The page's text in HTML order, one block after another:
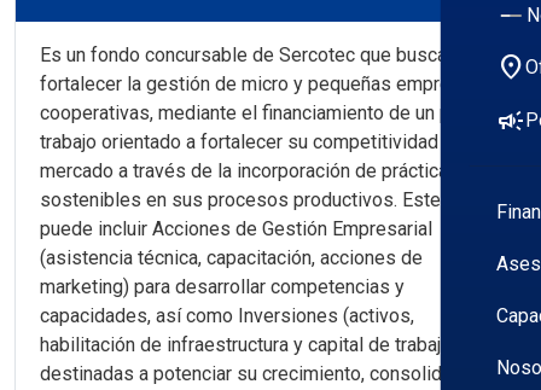
location_on
campaign
Es un fondo concursable de Sercotec que busca
fortalecer la gestión de micro y pequeñas empresas y
cooperativas, mediante el financiamiento de un plan de
trabajo orientado a fortalecer su competitividad en el
mercado a través de la incorporación de prácticas
sostenibles en sus procesos productivos. Este plan
puede incluir Acciones de Gestión Empresarial
(asistencia técnica, capacitación, acciones de
marketing) para desarrollar competencias y
capacidades, así como Inversiones (activos,
habilitación de infraestructura y capital de trabajo)
destinadas a potenciar su crecimiento, consolidación